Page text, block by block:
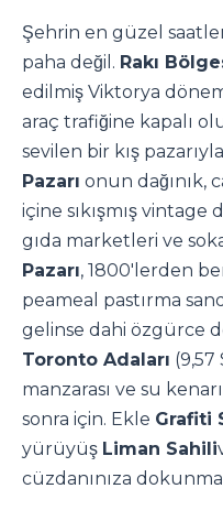
Şehrin en güzel
paha değil. Rakı
edilmiş Viktorya
araç trafiğine kapalı
sevilen bir kış
Pazarı onun dağınık,
içine sıkışmış
gıda marketleri ve
Pazarı, 1800'lerden
peameal pastırma
gelinse dahi özgürce
Toronto Adaları
manzarası ve su
sonra için. Ekle Grafiti
yürüyüş Liman Sahili
cüzdanınıza